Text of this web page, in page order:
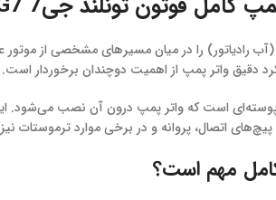
رادیاتور) را در میان مسیرهای مشخصی از موتور
دقیق واتر پمپ از اهمیت دوچندان برخوردار است.
است که واتر پمپ درون آن نصب می‌شود.
اتصال، پروانه و در برخی موارد ترموستات نیز
مهم است؟